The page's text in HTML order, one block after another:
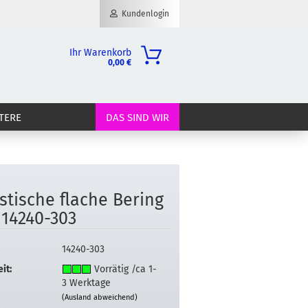
Kundenlogin
erstellen
Ihr Warenkorb
0,00 €
DAS SIND WIR
fla­che Be­ring
​303
14240-303
Vorrätig /ca 1-
3 Werktage
(Ausland abweichend)